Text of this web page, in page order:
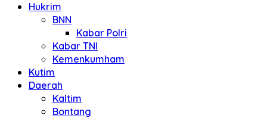
Hukrim
BNN
Kabar Polri
Kabar TNI
Kemenkumham
Kutim
Daerah
Kaltim
Bontang